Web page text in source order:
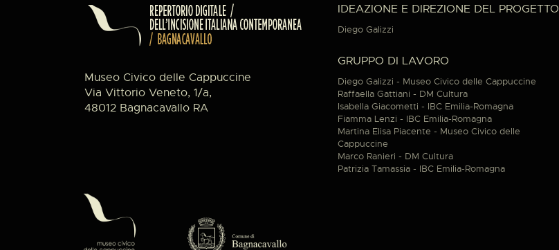
Museo Civico delle Cappuccine
Via Vittorio Veneto, 1/a,
48012 Bagnacavallo RA
IDEAZIONE E DIREZIONE DEL PROGETTO
Diego Galizzi
GRUPPO DI LAVORO
Diego Galizzi - Museo Civico delle Cappuccine
Raffaella Gattiani - DM Cultura
Isabella Giacometti - IBC Emilia-Romagna
Fiamma Lenzi - IBC Emilia-Romagna
Martina Elisa Piacente - Museo Civico delle
Cappuccine
Marco Ranieri - DM Cultura
Patrizia Tamassia - IBC Emilia-Romagna